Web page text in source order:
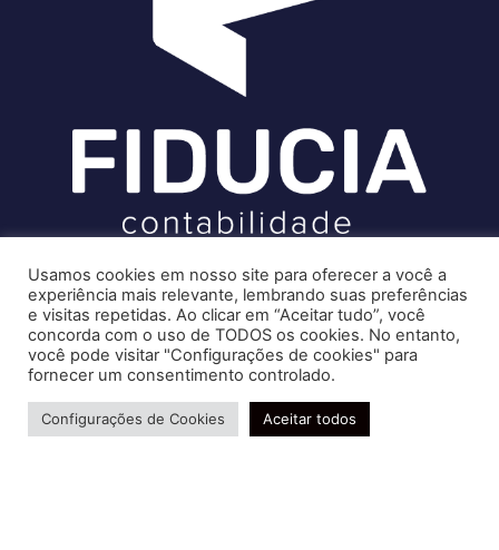
004856/O-7
Serviços
Consultoria e Assessoria
Gestão e Controle Societário
Gestão de Recursos Humanos
Gestão Contábil, Fiscal e Tributária
Usamos cookies em nosso site para oferecer a você a
experiência mais relevante, lembrando suas preferências
e visitas repetidas. Ao clicar em “Aceitar tudo”, você
concorda com o uso de TODOS os cookies. No entanto,
você pode visitar "Configurações de cookies" para
fornecer um consentimento controlado.
Configurações de Cookies Aceitar todos
Recomendado só para você
Terceirização: saiba mais sobre a
estratégia adotada por muitas
empresas nesta pandemia
Os serviços terceirizados que mais
cresceram nas buscas em São…
Precisa de ajuda?